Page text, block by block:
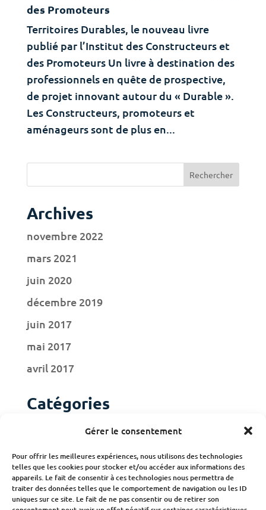
Gérer le consentement
Pour offrir les meilleures expériences, nous utilisons des technologies
telles que les cookies pour stocker et/ou accéder aux informations des
appareils. Le fait de consentir à ces technologies nous permettra de
traiter des données telles que le comportement de navigation ou les ID
uniques sur ce site. Le fait de ne pas consentir ou de retirer son
des Promoteurs
Territoires Durables, le nouveau livre
publié par l’Institut des Constructeurs et
des Promoteurs Un livre à destination des
professionnels en quête de prospective,
de projet innovant autour du « Durable ».
Les Constructeurs, promoteurs et
aménageurs sont de plus en...
Archives
novembre 2022
mars 2021
juin 2020
décembre 2019
juin 2017
mai 2017
avril 2017
Catégories
Publications